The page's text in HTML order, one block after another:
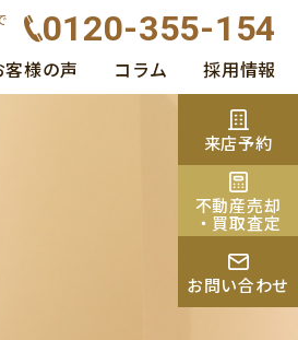
0120-355-154
客様の声 コラム 採用情報
来店予約
不動産売却
・買取査定
お問い合わせ